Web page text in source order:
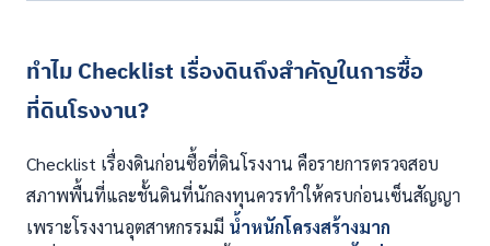
ทำไม Checklist เรื่องดินถึงสำคัญในการซื้อ
ที่ดินโรงงาน?
Checklist เรื่องดินก่อนซื้อที่ดินโรงงาน คือรายการตรวจสอบ
สภาพพื้นที่และชั้นดินที่นักลงทุนควรทำให้ครบก่อนเซ็นสัญญา
เพราะโรงงานอุตสาหกรรมมี น้ำหนักโครงสร้างมาก